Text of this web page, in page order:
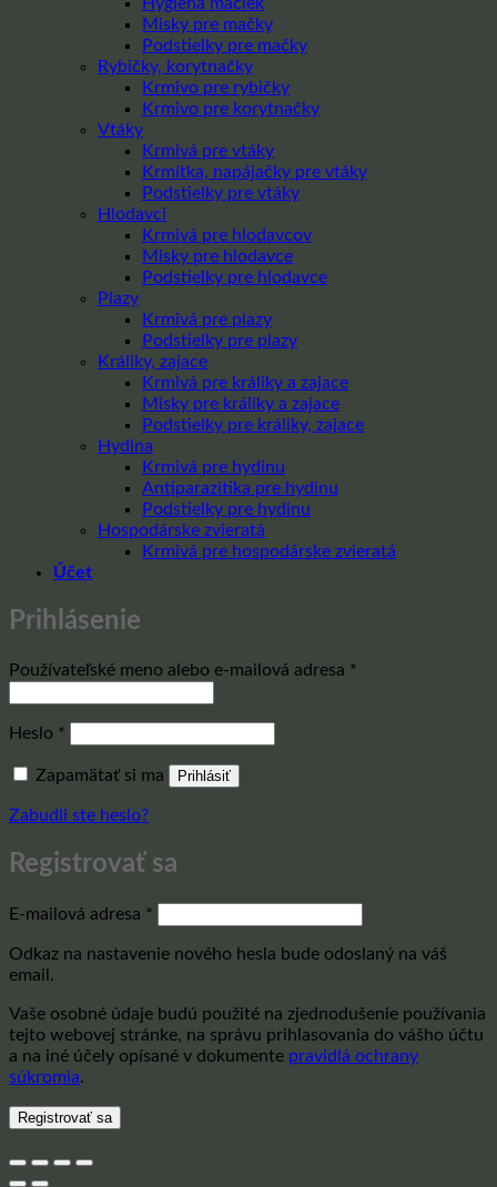
Misky pre mačky
Podstielky pre mačky
Rybičky, korytnačky
Krmivo pre rybičky
Krmivo pre korytnačky
Vtáky
Krmivá pre vtáky
Krmítka, napájačky pre vtáky
Podstielky pre vtáky
Hlodavci
Krmivá pre hlodavcov
Misky pre hlodavce
Podstielky pre hlodavce
Plazy
Krmivá pre plazy
Podstielky pre plazy
Králiky, zajace
Krmivá pre králiky a zajace
Misky pre králiky a zajace
Podstielky pre králiky, zajace
Hydina
Krmivá pre hydinu
Antiparazitika pre hydinu
Podstielky pre hydinu
Hospodárske zvieratá
Krmivá pre hospodárske zvieratá
Účet
Prihlásenie
Používateľské meno alebo e-mailová adresa *
Heslo *
Zapamätať si ma Prihlásiť
Zabudli ste heslo?
Registrovať sa
E-mailová adresa *
Odkaz na nastavenie nového hesla bude odoslaný na váš
email.
Vaše osobné údaje budú použité na zjednodušenie používania
tejto webovej stránke, na správu prihlasovania do vášho účtu
a na iné účely opísané v dokumente pravidlá ochrany
súkromia.
Registrovať sa